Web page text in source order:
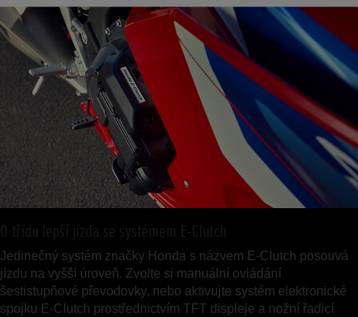
O třídu lepší jízda se systémem E-Clutch
Jedinečný systém značky Honda s názvem E-Clutch posouvá
jízdu na vyšší úroveň. Zvolte si manuální ovládání
šestistupňové převodovky, nebo aktivujte systém elektronické
spojku E-Clutch prostřednictvím TFT displeje a nožní řadicí